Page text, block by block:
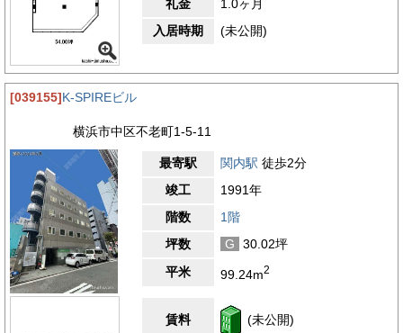
礼金
1.0ヶ月
入居時期
(未公開)
[039155]K-SPIREビル
横浜市中区不老町1-5-11
最寄駅 関内駅 徒歩2分
竣工
1991年
階数
1階
坪数
G
30.02坪
平米
99.24m2
賃料 (未公開)